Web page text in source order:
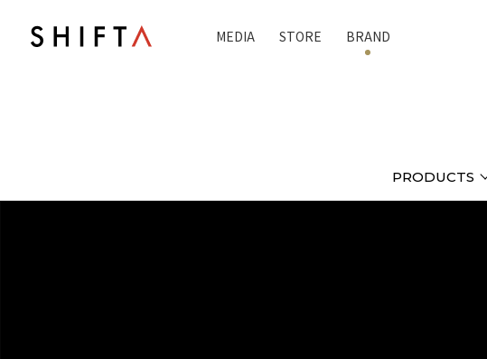
MEDIA STORE BRAND
PRODUCTS